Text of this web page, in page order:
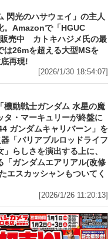
閃光のハサウェイ」の主人
。Amazonで「HGUC
売中 カトキハジメ氏の最
は26mを超える大型MSを
再現!
[2026/1/30 18:54:07]
機動戦士ガンダム 水星の魔
タ・マーキュリーが終盤に
ガンダムキャリバーン」を
「バリアブルロッドライフ
らしさを演出する上に、
「ガンダムエアリアル(改修
エスカッシャンもついてく
[2026/1/26 11:20:13]